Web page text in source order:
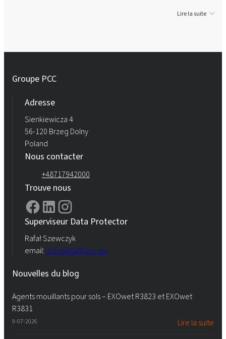
Lire la suite
Groupe PCC
Adresse
Sienkiewicza 4
56-120 Brzeg Dolny
Poland
Nous contacter
+48717942000
Trouve nous
Superviseur Data Protector
Rafał Szewczyk
email: iod.rokita@pcc.eu
Nouvelles du blog
Agents mouillants pour sols – EXOwet R3823 et EXOwet
R3831
9-07-2026 Lire la suite